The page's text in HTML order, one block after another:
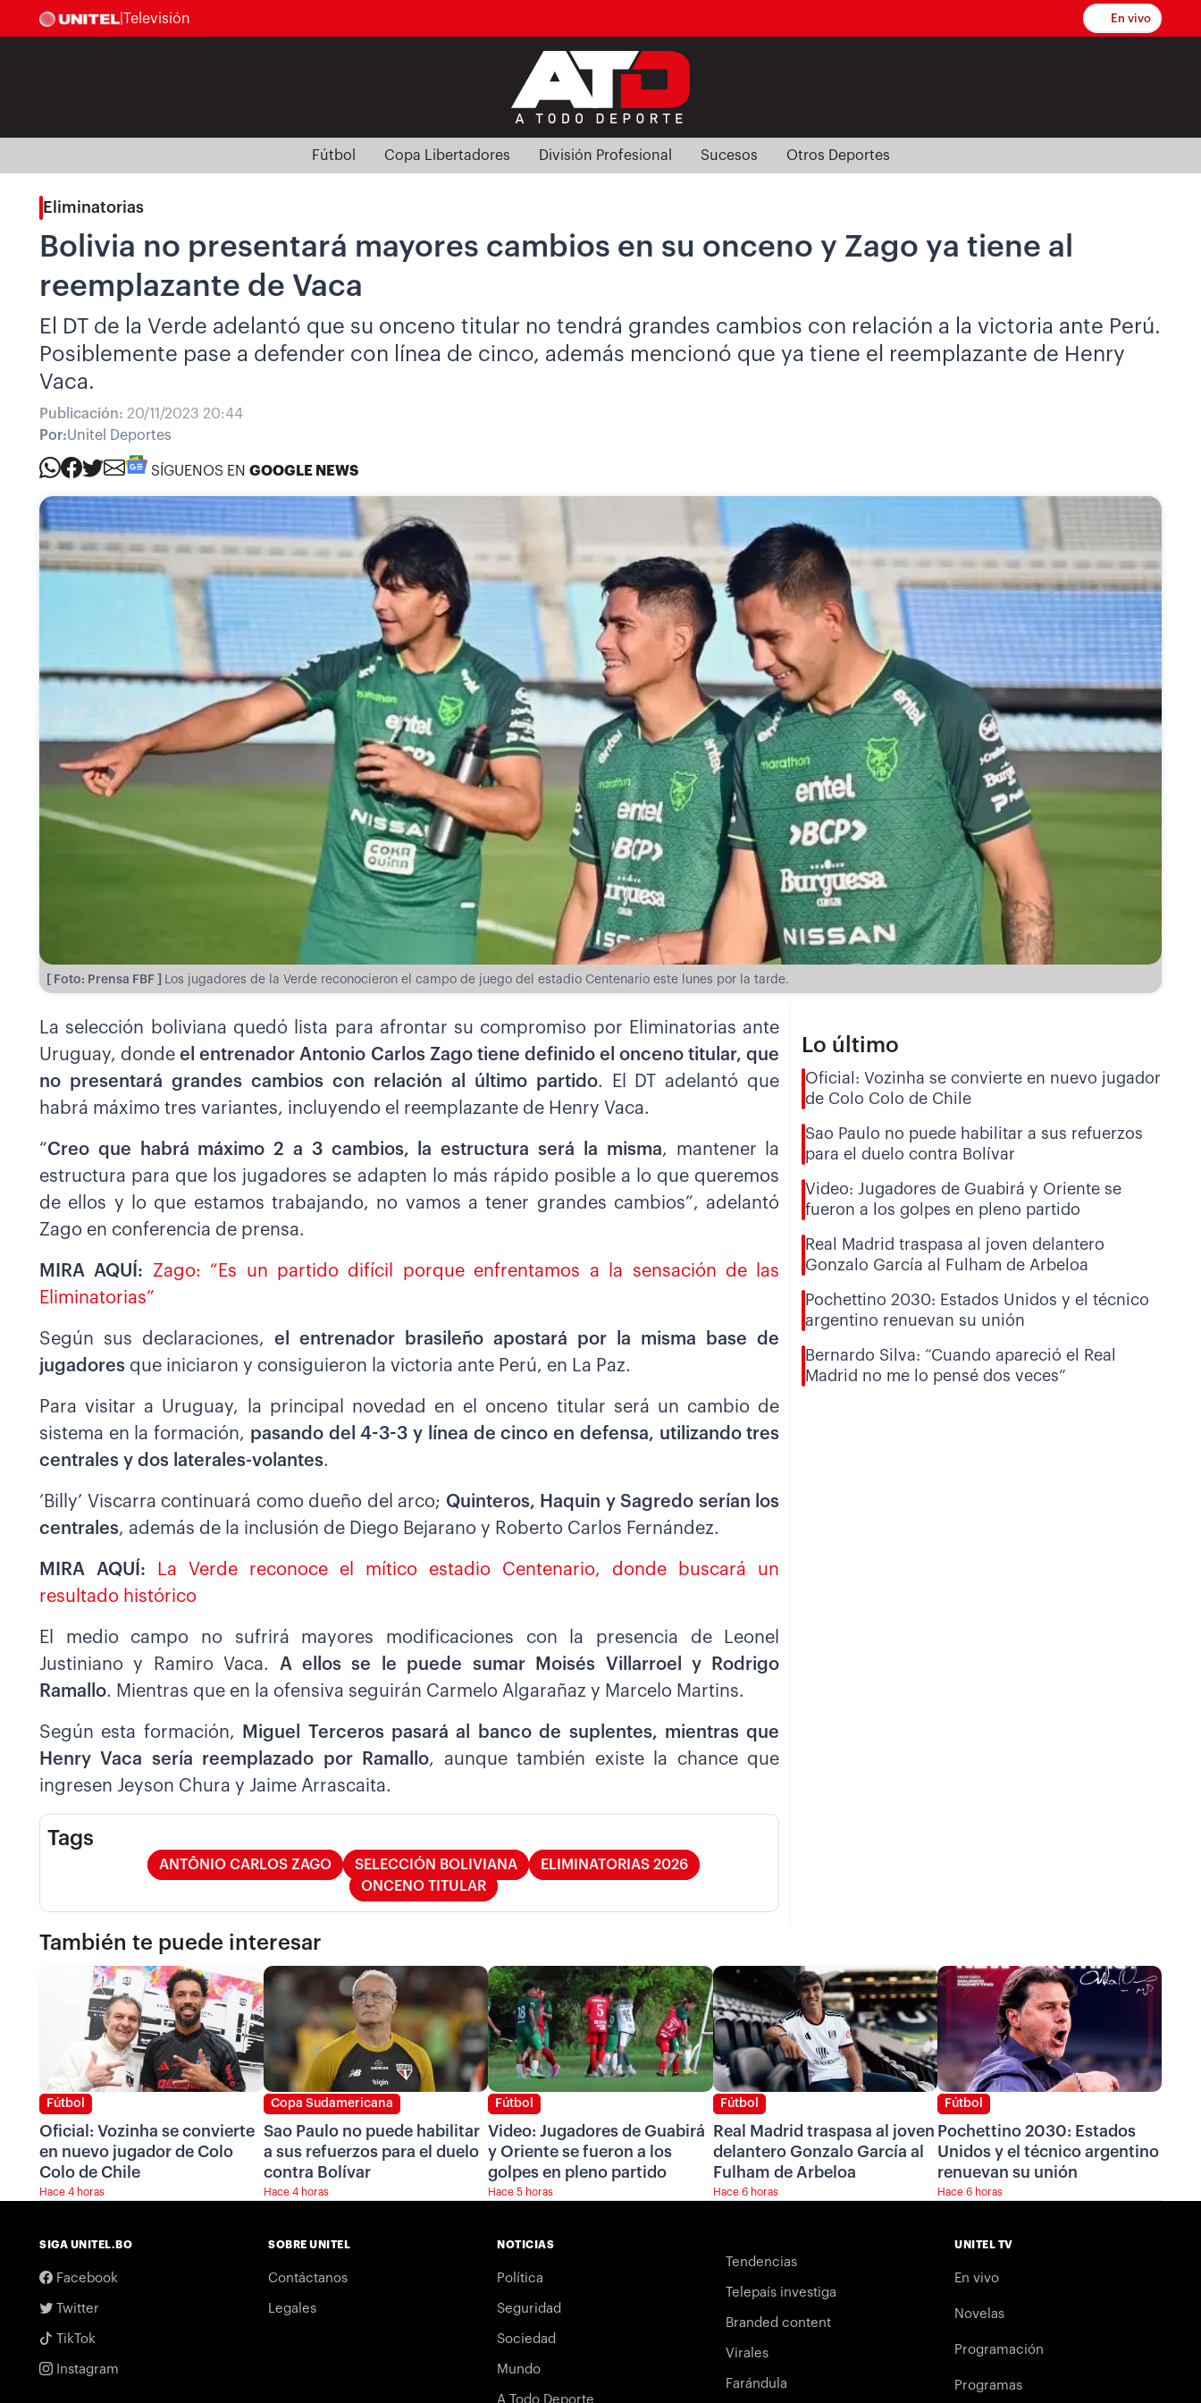
Televisión En vivo
Fútbol Copa Libertadores División Profesional Sucesos Otros Deportes
Eliminatorias
Bolivia no presentará mayores cambios en su onceno y Zago ya tiene al
reemplazante de Vaca
El DT de la Verde adelantó que su onceno titular no tendrá grandes cambios con relación a la victoria ante Perú.
Posiblemente pase a defender con línea de cinco, además mencionó que ya tiene el reemplazante de Henry
Vaca.
Publicación: 20/11/2023 20:44
Por:Unitel Deportes
SÍGUENOS EN GOOGLE NEWS
[ Foto: Prensa FBF ] Los jugadores de la Verde reconocieron el campo de juego del estadio Centenario este lunes por la tarde.
La selección boliviana quedó lista para afrontar su compromiso por Eliminatorias ante
Uruguay, dondeel entrenador Antonio Carlos Zago tiene definido el onceno titular, que
no presentará grandes cambios con relación al último partido. El DT adelantó que
habrá máximo tres variantes, incluyendo el reemplazante de Henry Vaca.
“Creo que habrá máximo 2 a 3 cambios, la estructura será la misma, mantener la
estructura para que los jugadores se adapten lo más rápido posible a lo que queremos
de ellos y lo que estamos trabajando, no vamos a tener grandes cambios”, adelantó
Zago en conferencia de prensa.
MIRA AQUÍ: Zago: “Es un partido difícil porque enfrentamos a la sensación de las
Eliminatorias”
Según sus declaraciones,el entrenador brasileño apostará por la misma base de
jugadores que iniciaron y consiguieron la victoria ante Perú, en La Paz.
Para visitar a Uruguay, la principal novedad en el onceno titular será un cambio de
sistema en la formación, pasando del 4-3-3 y línea de cinco en defensa, utilizando tres
centrales y dos laterales-volantes.
’Billy’ Viscarra continuará como dueño del arco; Quinteros, Haquin y Sagredo serían los
centrales, además de la inclusión de Diego Bejarano y Roberto Carlos Fernández.
MIRA AQUÍ:
La Verde reconoce el mítico estadio Centenario, donde buscará un
resultado histórico
El medio campo no sufrirá mayores modificaciones con la presencia de Leonel
Justiniano y Ramiro Vaca. A ellos se le puede sumar Moisés Villarroel y Rodrigo
Ramallo. Mientras que en la ofensiva seguirán Carmelo Algarañaz y Marcelo Martins.
Según esta formación,
Miguel Terceros pasará al banco de suplentes, mientras que
Henry Vaca sería reemplazado por Ramallo, aunque también existe la chance que
ingresen Jeyson Chura y Jaime Arrascaita.
Tags
ANTÔNIO CARLOS ZAGO SELECCIÓN BOLIVIANA
ELIMINATORIAS 2026
ONCENO TITULAR
Lo último
Oficial: Vozinha se convierte en nuevo jugador
de Colo Colo de Chile
Sao Paulo no puede habilitar a sus refuerzos
para el duelo contra Bolívar
Video: Jugadores de Guabirá y Oriente se
fueron a los golpes en pleno partido
Real Madrid traspasa al joven delantero
Gonzalo García al Fulham de Arbeloa
Pochettino 2030: Estados Unidos y el técnico
argentino renuevan su unión
Bernardo Silva: “Cuando apareció el Real
Madrid no me lo pensé dos veces”
También te puede interesar
Fútbol
Oficial: Vozinha se convierte
en nuevo jugador de Colo
Colo de Chile
Hace 4 horas
Copa Sudamericana
Sao Paulo no puede habilitar
a sus refuerzos para el duelo
contra Bolívar
Hace 4 horas
Fútbol
Video: Jugadores de Guabirá
y Oriente se fueron a los
golpes en pleno partido
Hace 5 horas
Fútbol
Real Madrid traspasa al joven
delantero Gonzalo García al
Fulham de Arbeloa
Hace 6 horas
Fútbol
Pochettino 2030: Estados
Unidos y el técnico argentino
renuevan su unión
Hace 6 horas
SIGA UNITEL.BO
Facebook
Twitter
TikTok
Instagram
SOBRE UNITEL
Contáctanos
Legales
NOTICIAS
Política
Seguridad
Sociedad
Mundo
A Todo Deporte
Tendencias
Telepaís investiga
Branded content
Virales
Farándula
UNITEL TV
En vivo
Novelas
Programación
Programas